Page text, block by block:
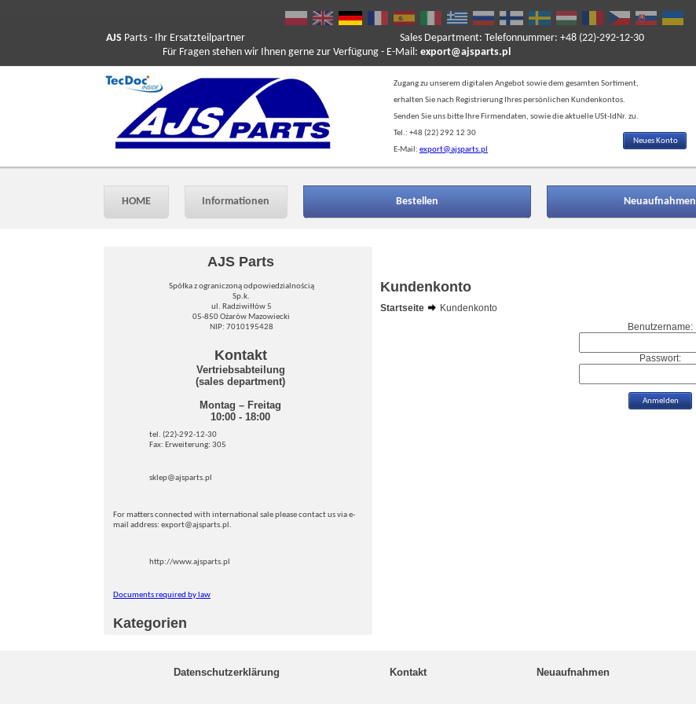
AJS Parts - Ihr Ersatzteilpartner
Für Fragen stehen wir Ihnen gerne zur Verfügung - E-Mail: export@ajsparts.pl
Sales Department: Telefonnummer: +48 (22)-292-12-30
Zugang zu unserem digitalen Angebot sowie dem gesamten Sortiment,
erhalten Sie nach Registrierung Ihres persönlichen Kundenkontos.
Senden Sie uns bitte Ihre Firmendaten, sowie die aktuelle USt-IdNr. zu.
Tel.: +48 (22) 292 12 30
E-Mail: export@ajsparts.pl
Neues Konto
HOME Informationen Bestellen Neuaufnahmen
AJS Parts
Spółka z ograniczoną odpowiedzialnością
Sp.k.
ul. Radziwiłłów 5
05-850 Ożarów Mazowiecki
NIP: 7010195428
Kontakt
Vertriebsabteilung
(sales department)
Montag – Freitag
10:00 - 18:00
tel. (22)-292-12-30
Fax: Erweiterung: 305
sklep@ajsparts.pl
For matters connected with international sale please contact us via e-
mail address: export@ajsparts.pl.
http://www.ajsparts.pl
Documents required by law
Kategorien
Kundenkonto
Startseite
Kundenkonto
Benutzername:
Passwort:
Datenschutzerklärung Kontakt Neuaufnahmen